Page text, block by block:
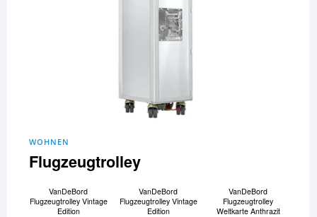
WOHNEN
Flugzeugtrolley
VanDeBord
Flugzeugtrolley Vintage
Edition
VanDeBord
Flugzeugtrolley Vintage
Edition
VanDeBord
Flugzeugtrolley
Weltkarte Anthrazit